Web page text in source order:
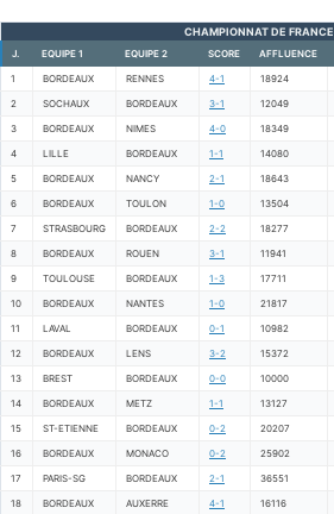
CHAMPIONNAT DE FRANCE
J. EQUIPE 1 EQUIPE 2 SCORE AFFLUENCE
1 BORDEAUX RENNES 4-1 18924
2 SOCHAUX BORDEAUX 3-1 12049
3 BORDEAUX NIMES 4-0 18349
4 LILLE BORDEAUX 1-1 14080
5 BORDEAUX NANCY 2-1 18643
6 BORDEAUX TOULON 1-0 13504
7 STRASBOURG BORDEAUX 2-2 18277
8 BORDEAUX ROUEN 3-1 11941
9 TOULOUSE BORDEAUX 1-3 17711
10 BORDEAUX NANTES 1-0 21817
11 LAVAL BORDEAUX 0-1 10982
12 BORDEAUX LENS 3-2 15372
13 BREST BORDEAUX 0-0 10000
14 BORDEAUX METZ 1-1 13127
15 ST-ETIENNE BORDEAUX 0-2 20207
16 BORDEAUX MONACO 0-2 25902
17 PARIS-SG BORDEAUX 2-1 36551
18 BORDEAUX AUXERRE 4-1 16116